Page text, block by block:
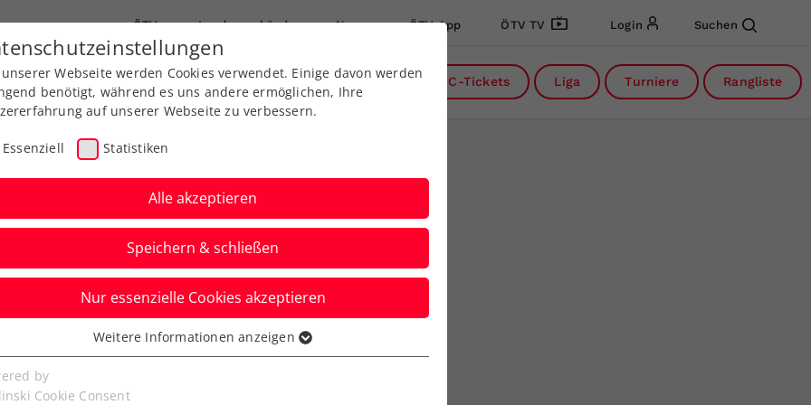
ÖTV Landesverbände News ÖTV App ÖTV TV Login Suchen
Ausbildung Services Über uns FAQ DC-Tickets Liga Turniere Rangliste
gegen Finnland
Besetzung
Webseite werden Cookies verwendet. Einige davon werden
benötigt, während es uns andere ermöglichen, Ihre
auf unserer Webseite zu verbessern.
Essenziell Statistiken
Alle akzeptieren
Speichern & schließen
Nur essenzielle Cookies akzeptieren
Cookies werden für grundlegende Funktionen der
benötigt. Dadurch ist gewährleistet, dass die Webseite
Weitere Informationen anzeigen
by
Cookie Consent